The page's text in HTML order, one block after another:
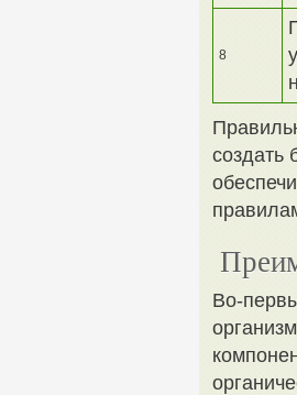
8
создать
Во-